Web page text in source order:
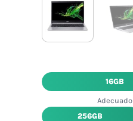
16GB
256GB